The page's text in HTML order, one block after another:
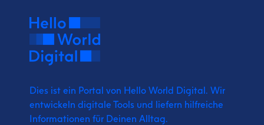
Dies ist ein Portal von Hello World Digital. Wir
entwickeln digitale Tools und liefern hilfreiche
Informationen für Deinen Alltag.